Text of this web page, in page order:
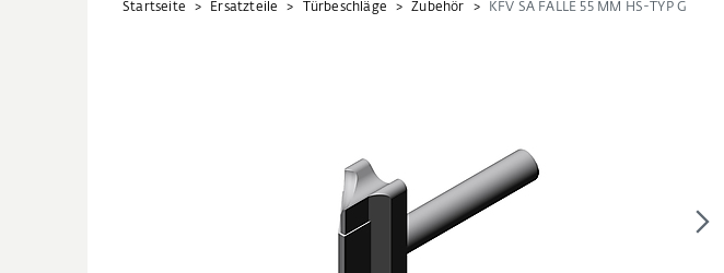
Startseite Ersatzteile Türbeschläge Zubehör KFV SA FALLE 55 MM HS-TYP G